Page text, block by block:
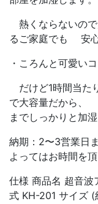
熱くならないの
るご家庭でも 安心
・ころんと可愛い
だけど1時間当た
で大容量だから、
までしっかりと加湿
納期：2〜3営業日
よってはお時間を
仕様 商品名 超音波
式 KH-201 サイズ